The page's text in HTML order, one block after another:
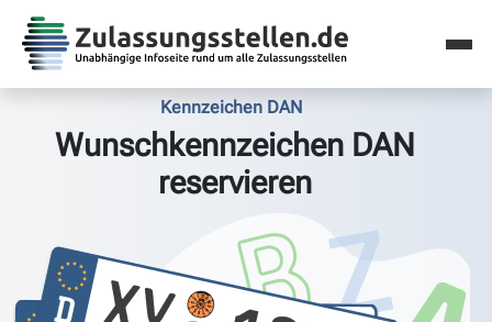
Kennzeichen DAN
Wunschkennzeichen DAN
reservieren